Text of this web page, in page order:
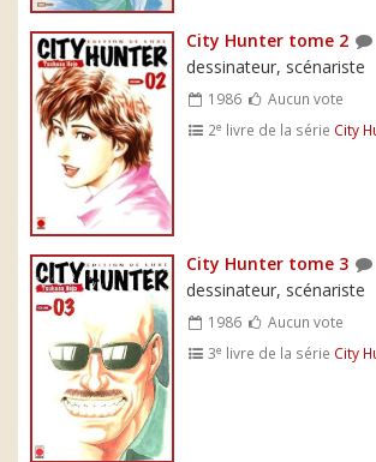
City Hunter tome 2
dessinateur, scénariste
1986
Aucun vote
2e livre de la série City
City Hunter tome 3
dessinateur, scénariste
1986
Aucun vote
3e livre de la série City